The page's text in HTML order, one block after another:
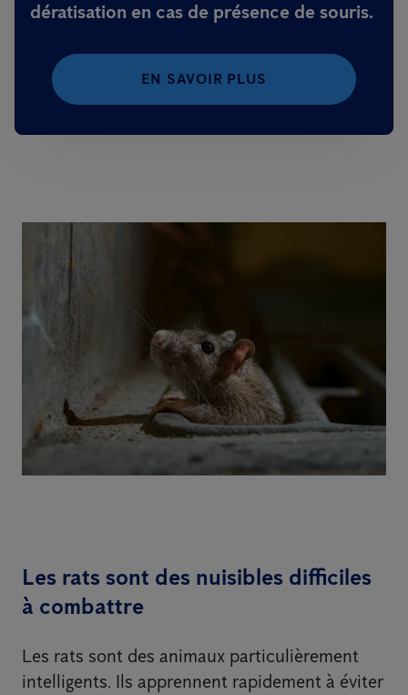
dératisation en cas de présence de souris.
EN SAVOIR PLUS
Les rats sont des nuisibles difficiles
à combattre
Les rats sont des animaux particulièrement
intelligents. Ils apprennent rapidement à éviter